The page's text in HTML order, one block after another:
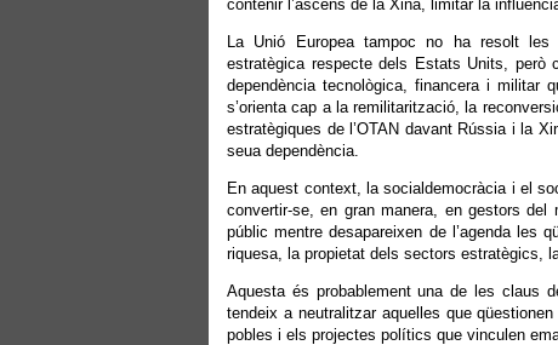
contenir l’ascens de la Xina, limitar la
La Unió Europea tampoc no ha resolt
estratègica respecte dels Estats Units, però
dependència tecnològica, financera i militar
s’orienta cap a la remilitarització, la
estratègiques de l’OTAN davant Rússia i la
seua dependència.
En aquest context, la socialdemocràcia i el
convertir-se, en gran manera, en gestors
públic mentre desapareixen de l’agenda les
riquesa, la propietat dels sectors estratègics,
Aquesta és probablement una de les claus
tendeix a neutralitzar aquelles que
pobles i els projectes polítics que vinculen